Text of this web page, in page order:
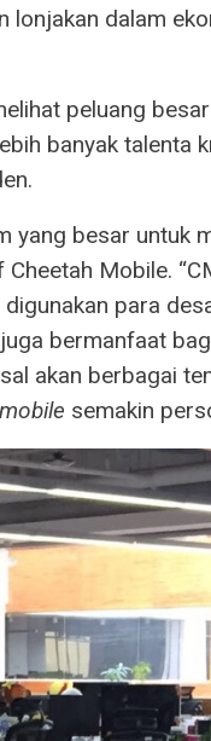
lonjakan dalam
peluang
banyak talenta
yang besar untuk
Mobile.
para
bermanfaat
akan berbagai
mobile semakin